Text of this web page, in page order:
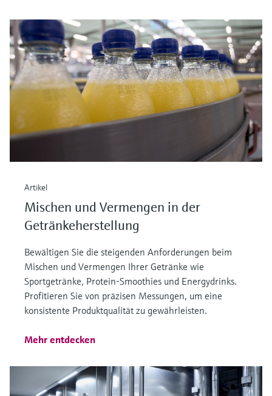
Artikel
Mischen und Vermengen in der
Getränkeherstellung
Bewältigen Sie die steigenden Anforderungen beim
Mischen und Vermengen Ihrer Getränke wie
Sportgetränke, Protein-Smoothies und Energydrinks.
Profitieren Sie von präzisen Messungen, um eine
konsistente Produktqualität zu gewährleisten.
Mehr entdecken